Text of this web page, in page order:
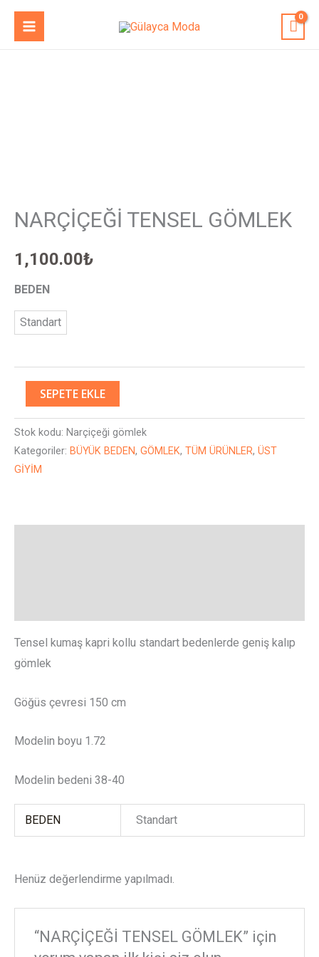
İçeriğeMAIN
MENU
NARÇİÇEĞİ TENSEL GÖMLEK
1,100.00₺
BEDEN
Standart
SEPETE EKLE
Stok kodu: Narçiçeği gömlek
Kategoriler: BÜYÜK BEDEN, GÖMLEK, TÜM ÜRÜNLER, ÜST
GİYİM
Tensel kumaş kapri kollu standart bedenlerde geniş kalıp
gömlek
Göğüs çevresi 150 cm
Modelin boyu 1.72
Modelin bedeni 38-40
BEDEN Standart
Henüz değerlendirme yapılmadı.
“NARÇİÇEĞİ TENSEL GÖMLEK” için